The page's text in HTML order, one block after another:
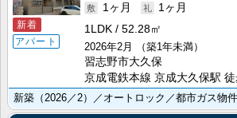
新着
アパート
1ヶ月
1ヶ月
1LDK
52.28㎡
2026年2月
（築1年未満）
習志野市大久保
京成電鉄本線 京成大久保駅